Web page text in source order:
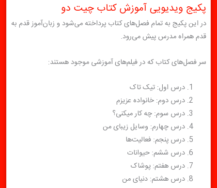
پکیج ویدیویی آموزش کتاب چیت دو
در این پکیج به تمام فصل‌های کتاب پرداخته می‌شود و زبان‌آموز قدم به
قدم همراه مدرس پیش می‌رود.
سر فصل‌های کتاب که در فیلم‌های آموزشی موجود هستند:
درس اول: تیک تاک
درس دوم: خانواده عزیزم
درس سوم: چه کار میکنی؟
درس چهارم: وسایل زیبای من
درس پنجم: فعالیت‌ها
درس ششم: حیوانات
درس هفتم: پوشاک
درس هشتم: دنیای من